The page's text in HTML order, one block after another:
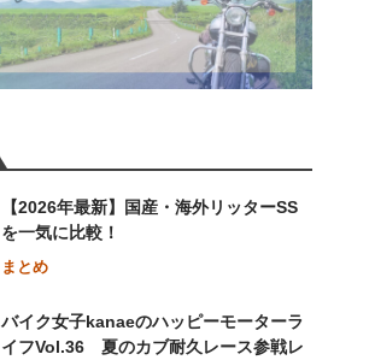
【2026年最新】国産・海外リッターSS
を一気に比較！
まとめ
バイク女子kanaeのハッピーモーターラ
イフVol.36 夏のカブ耐久レース参戦レ